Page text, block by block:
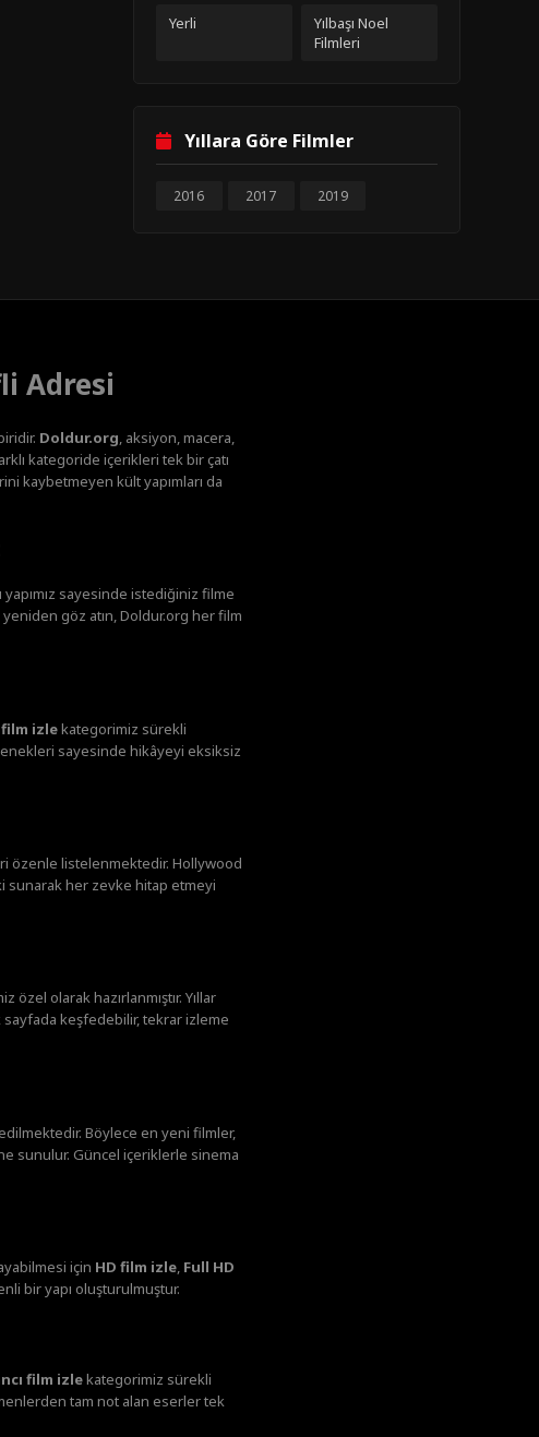
Yerli
Yılbaşı Noel
Filmleri
Yıllara Göre Filmler
2016 2017 2019
Adresi
Doldur.org, aksiyon, macera,
kategoride içerikleri tek bir çatı
kaybetmeyen kült yapımları da
yapımız sayesinde istediğiniz filme
yeniden göz atın, Doldur.org her film
film izlekategorimiz sürekli
sayesinde hikâyeyi eksiksiz
özenle listelenmektedir. Hollywood
sunarak her zevke hitap etmeyi
özel olarak hazırlanmıştır. Yıllar
keşfedebilir, tekrar izleme
Böylece en yeni filmler,
sunulur. Güncel içeriklerle sinema
için HD film izle, Full HD
bir yapı oluşturulmuştur.
film izlekategorimiz sürekli
tam not alan eserler tek